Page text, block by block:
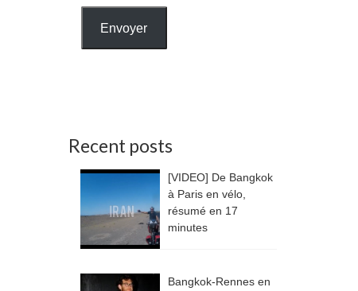
Envoyer
Recent posts
[VIDEO] De Bangkok
à Paris en vélo,
résumé en 17
minutes
Bangkok-Rennes en